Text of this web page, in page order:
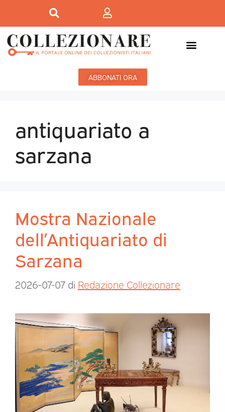
ABBONATI ORA
antiquariato a
sarzana
Mostra Nazionale
dell’Antiquariato di
Sarzana
2026-07-07 di Redazione Collezionare